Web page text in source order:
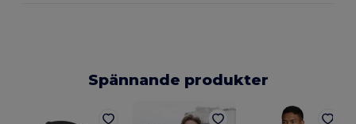
Spännande produkter